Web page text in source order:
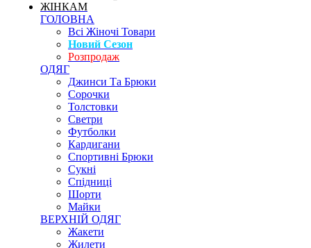
ЖІНКАМ
ГОЛОВНА
Всі Жіночі Товари
Новий Сезон
Розпродаж
ОДЯГ
Джинси Та Брюки
Сорочки
Толстовки
Светри
Футболки
Кардигани
Спортивні Брюки
Сукні
Спідниці
Шорти
Майки
ВЕРХНІЙ ОДЯГ
Жакети
Жилети